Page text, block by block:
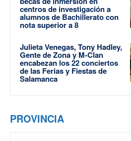
centros de investigación a
alumnos de Bachillerato con
nota superior a 8
Julieta Venegas, Tony Hadley,
Gente de Zona y M-Clan
encabezan los 22 conciertos
de las Ferias y Fiestas de
Salamanca
PROVINCIA